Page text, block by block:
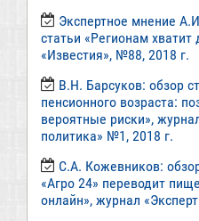
Экспертное мнение
статьи «Регионам хватит
«Известия», №88, 2018 г.
В.Н. Барсуков: обзор
пенсионного возраста:
вероятные риски»,
политика» №1, 2018 г.
С.А. Кожевников:
«Агро 24» переводит
онлайн», журнал